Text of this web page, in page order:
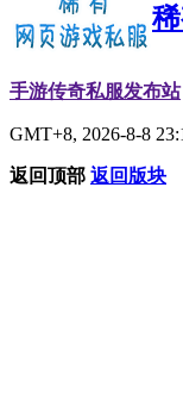
手游传奇私服发布站
GMT+8, 2026-8-8
返回顶部 返回版块